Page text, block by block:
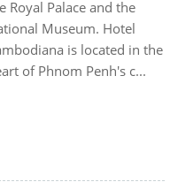
Royal Palace and the
Museum. Hotel
is located in the
of Phnom Penh's c...